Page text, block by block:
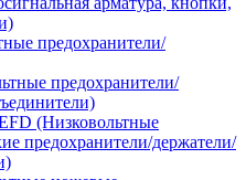
предохранители/
предохранители/
(Низковольтные
предохранители/держатели/